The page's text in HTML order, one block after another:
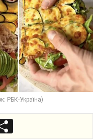
РБК-Україна)